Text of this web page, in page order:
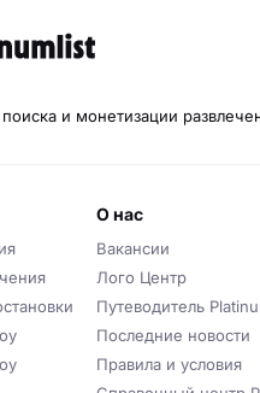
и монетизации
о нас
Вакансии
Лого Центр
Путеводитель
Последние новости
Правила и условия